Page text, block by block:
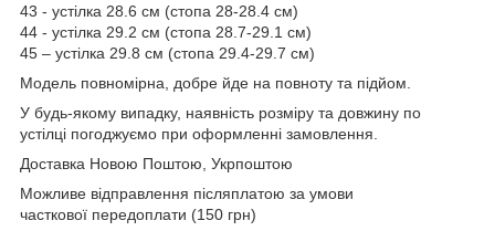
43 - устілка 28.6 см (стопа 28-28.4 см)
44 - устілка 29.2 см (стопа 28.7-29.1 см)
45 – устілка 29.8 см (стопа 29.4-29.7 см)
Модель повномірна, добре йде на повноту та підйом.
У будь-якому випадку, наявність розміру та довжину по
устілці погоджуємо при оформленні замовлення.
Доставка Новою Поштою, Укрпоштою
Можливе відправлення післяплатою за умови
часткової передоплати (150 грн)